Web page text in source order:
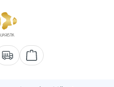
Warenkorb enthält 0